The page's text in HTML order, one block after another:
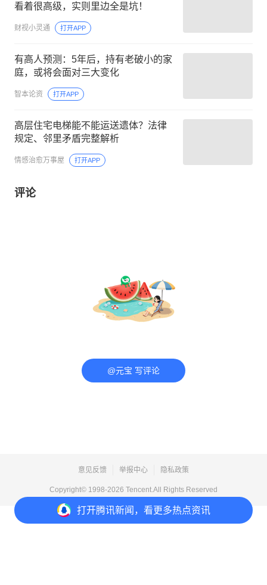
打开腾讯新闻，看更多热点资讯
看着很高级，实则里边全是坑！
财视小灵通 打开APP
有高人预测：5年后，持有老破小的家
庭，或将会面对三大变化
智本论资 打开APP
高层住宅电梯能不能运送遗体？法律
规定、邻里矛盾完整解析
情感治愈万事屋 打开APP
评论
@元宝 写评论
意见反馈 举报中心 隐私政策
Copyright© 1998-2026 Tencent.All Rights Reserved